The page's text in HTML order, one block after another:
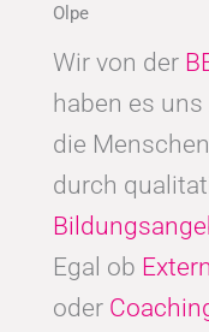
Olpe
Wir von der
haben es
die
durch
Egal ob
oder